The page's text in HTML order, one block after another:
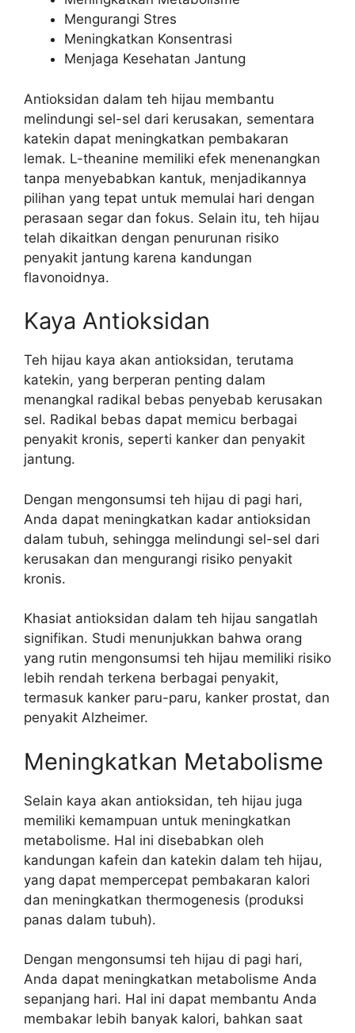
Mengurangi Stres
Meningkatkan Konsentrasi
Menjaga Kesehatan Jantung
Antioksidan dalam teh hijau membantu
melindungi sel-sel dari kerusakan, sementara
katekin dapat meningkatkan pembakaran
lemak. L-theanine memiliki efek menenangkan
tanpa menyebabkan kantuk, menjadikannya
pilihan yang tepat untuk memulai hari dengan
perasaan segar dan fokus. Selain itu, teh hijau
telah dikaitkan dengan penurunan risiko
penyakit jantung karena kandungan
flavonoidnya.
Kaya Antioksidan
Teh hijau kaya akan antioksidan, terutama
katekin, yang berperan penting dalam
menangkal radikal bebas penyebab kerusakan
sel. Radikal bebas dapat memicu berbagai
penyakit kronis, seperti kanker dan penyakit
jantung.
Dengan mengonsumsi teh hijau di pagi hari,
Anda dapat meningkatkan kadar antioksidan
dalam tubuh, sehingga melindungi sel-sel dari
kerusakan dan mengurangi risiko penyakit
kronis.
Khasiat antioksidan dalam teh hijau sangatlah
signifikan. Studi menunjukkan bahwa orang
yang rutin mengonsumsi teh hijau memiliki risiko
lebih rendah terkena berbagai penyakit,
termasuk kanker paru-paru, kanker prostat, dan
penyakit Alzheimer.
Meningkatkan Metabolisme
Selain kaya akan antioksidan, teh hijau juga
memiliki kemampuan untuk meningkatkan
metabolisme. Hal ini disebabkan oleh
kandungan kafein dan katekin dalam teh hijau,
yang dapat mempercepat pembakaran kalori
dan meningkatkan thermogenesis (produksi
panas dalam tubuh).
Dengan mengonsumsi teh hijau di pagi hari,
Anda dapat meningkatkan metabolisme Anda
sepanjang hari. Hal ini dapat membantu Anda
membakar lebih banyak kalori, bahkan saat